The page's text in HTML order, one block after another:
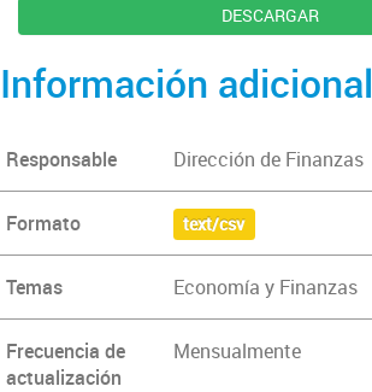
DESCARGAR
Información adicional
Responsable Dirección de Finanzas
Formato text/csv
Temas Economía y Finanzas
Frecuencia de
actualización
Mensualmente